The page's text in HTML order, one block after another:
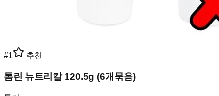
#1 추천
톰린 뉴트리칼 120.5g (6개묶음)